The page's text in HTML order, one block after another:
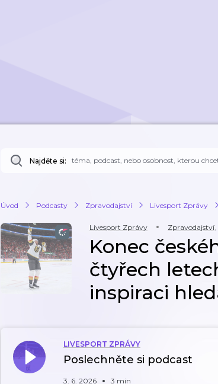
Najděte si:
Úvod Podcasty Zpravodajství Livesport Zprávy
Livesport Zprávy Zpravodajství,
Konec
čtyřech
inspiraci
LIVESPORT ZPRÁVY
Poslechněte si podcast
3. 6. 2026 3 min